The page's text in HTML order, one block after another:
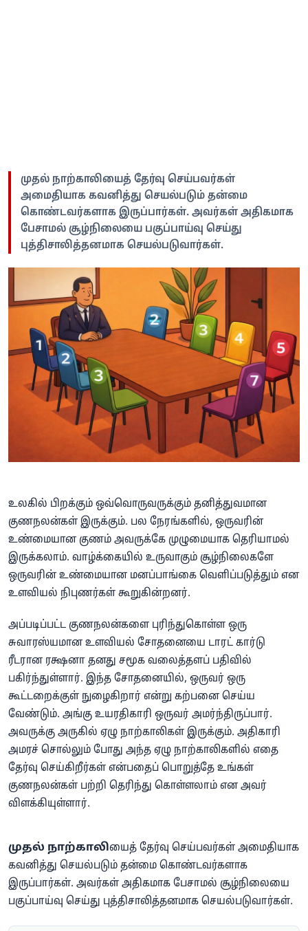
முதல் நாற்காலியைத் தேர்வு செய்பவர்கள்
அமைதியாக கவனித்து செயல்படும் தன்மை
கொண்டவர்களாக இருப்பார்கள். அவர்கள் அதிகமாக
பேசாமல் சூழ்நிலையை பகுப்பாய்வு செய்து
புத்திசாலித்தனமாக செயல்படுவார்கள்.
உலகில் பிறக்கும் ஒவ்வொருவருக்கும் தனித்துவமான
குணநலன்கள் இருக்கும். பல நேரங்களில், ஒருவரின்
உண்மையான குணம் அவருக்கே முழுமையாக தெரியாமல்
இருக்கலாம். வாழ்க்கையில் உருவாகும் சூழ்நிலைகளே
ஒருவரின் உண்மையான மனப்பாங்கை வெளிப்படுத்தும் என
உளவியல் நிபுணர்கள் கூறுகின்றனர்.
அப்படிப்பட்ட குணநலன்களை புரிந்துகொள்ள ஒரு
சுவாரஸ்யமான உளவியல் சோதனையை டாரட் கார்டு
ரீடரான ரக்ஷனா தனது சமூக வலைத்தளப் பதிவில்
பகிர்ந்துள்ளார். இந்த சோதனையில், ஒருவர் ஒரு
கூட்டறைக்குள் நுழைகிறார் என்று கற்பனை செய்ய
வேண்டும். அங்கு உயரதிகாரி ஒருவர் அமர்ந்திருப்பார்.
அவருக்கு அருகில் ஏழு நாற்காலிகள் இருக்கும். அதிகாரி
அமரச் சொல்லும் போது அந்த ஏழு நாற்காலிகளில் எதை
தேர்வு செய்கிறீர்கள் என்பதைப் பொறுத்தே உங்கள்
குணநலன்கள் பற்றி தெரிந்து கொள்ளலாம் என அவர்
விளக்கியுள்ளார்.
முதல் நாற்காலியைத் தேர்வு செய்பவர்கள் அமைதியாக
கவனித்து செயல்படும் தன்மை கொண்டவர்களாக
இருப்பார்கள். அவர்கள் அதிகமாக பேசாமல் சூழ்நிலையை
பகுப்பாய்வு செய்து புத்திசாலித்தனமாக செயல்படுவார்கள்.